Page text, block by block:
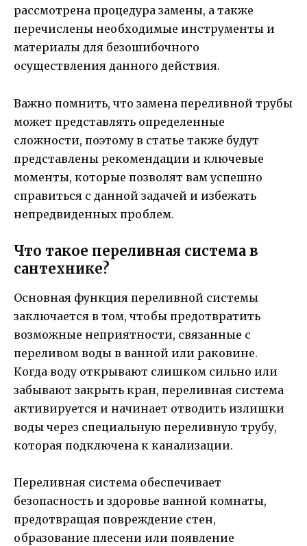
рассмотрена процедура замены, а также
перечислены необходимые инструменты и
материалы для безошибочного
осуществления данного действия.
Важно помнить, что замена переливной трубы
может представлять определенные
сложности, поэтому в статье также будут
представлены рекомендации и ключевые
моменты, которые позволят вам успешно
справиться с данной задачей и избежать
непредвиденных проблем.
Что такое переливная система в
сантехнике?
Основная функция переливной системы
заключается в том, чтобы предотвратить
возможные неприятности, связанные с
переливом воды в ванной или раковине.
Когда воду открывают слишком сильно или
забывают закрыть кран, переливная система
активируется и начинает отводить излишки
воды через специальную переливную трубу,
которая подключена к канализации.
Переливная система обеспечивает
безопасность и здоровье ванной комнаты,
предотвращая повреждение стен,
образование плесени или появление